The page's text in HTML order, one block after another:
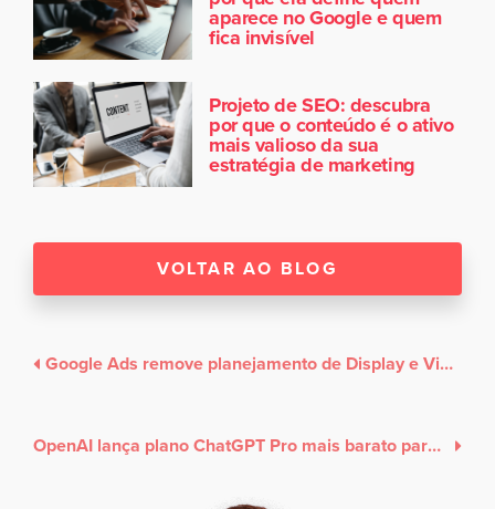
aparece no Google e quem
fica invisível
Projeto de SEO: descubra
por que o conteúdo é o ativo
mais valioso da sua
estratégia de marketing
VOLTAR AO BLOG
Google Ads remove planejamento de Display e Video do Performance Planner
OpenAI lança plano ChatGPT Pro mais barato para competir com a Anthropic